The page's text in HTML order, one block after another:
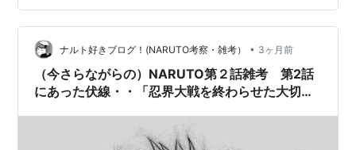
だからこそ分かったことなんですがね‥ まず今回はサク
ラについての雑考から。 サクラに関しては、３話にハッ
キリした伏線がまずひとつ出てきます。 それが・・ （サ
スケと同じ班になったサクラは…
ナルト好きブログ！(NARUTO考察・雑考） • 3ヶ月前
（今さらながらの）NARUTO第２話雑考 第2話
にあった伏線・・「忍界大戦を終わらせた大切な